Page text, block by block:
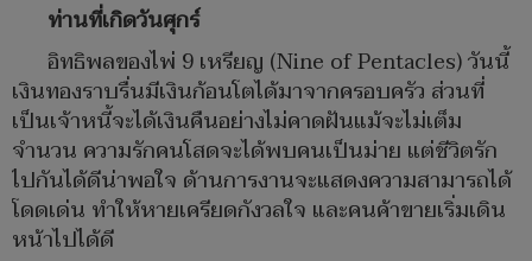
ท่านที่เกิดวันศุกร์
อิทธิพลของไพ่ 9 เหรียญ (Nine of Pentacles) วันนี้
เงินทองราบรื่นมีเงินก้อนโตได้มาจากครอบครัว ส่วนที่
เป็นเจ้าหนี้จะได้เงินคืนอย่างไม่คาดฝันแม้จะไม่เต็ม
จำนวน ความรักคนโสดจะได้พบคนเป็นม่าย แต่ชีวิตรัก
ไปกันได้ดีน่าพอใจ ด้านการงานจะแสดงความสามารถได้
โดดเด่น ทำให้หายเครียดกังวลใจ และคนค้าขายเริ่มเดิน
หน้าไปได้ดี